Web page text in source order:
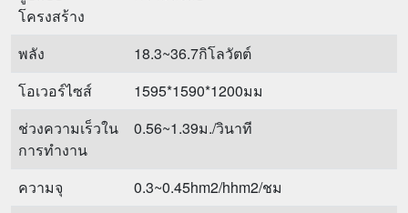
โครงสร้าง
พลัง
18.3~36.7กิโลวัตต์
โอเวอร์ไซส์
1595*1590*1200มม
ช่วงความเร็วใน
การทำงาน
0.56~1.39ม./วินาที
ความจุ
0.3~0.45hm2/hhm2/ชม